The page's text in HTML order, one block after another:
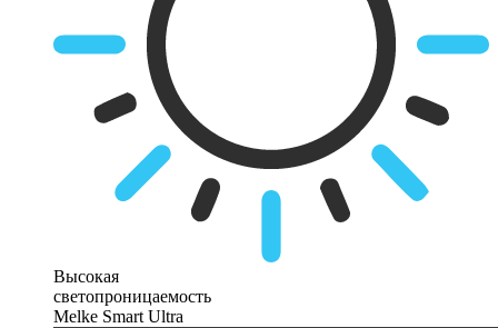
Высокая
светопроницаемость
Melke Smart Ultra